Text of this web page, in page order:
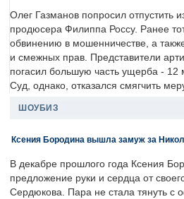
Олег Газманов попросил отпустить
продюсера Филиппа Россу. Ранее
обвинению в мошенничестве, а
и смежных прав. Представители
погасил большую часть ущерба - 12
Суд, однако, отказался смягчить
ШОУБИЗ
Ксения Бородина вышла замуж за
В декабре прошлого года Ксения
предложение руки и сердца от
Сердюкова. Пара не стала тянуть с